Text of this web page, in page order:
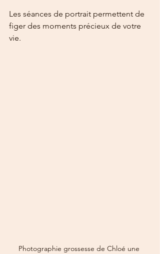
Les séances de portrait permettent de
figer des moments précieux de votre
vie.
Photographie grossesse de Chloé une